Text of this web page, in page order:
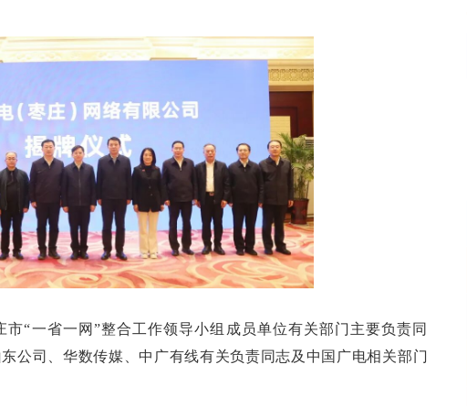
一省一网”整合工作领导小组成员单位有关部门主要负责同
公司、华数传媒、中广有线有关负责同志及中国广电相关部门